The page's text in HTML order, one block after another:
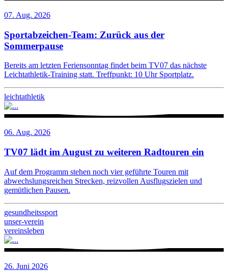
07. Aug. 2026
Sportabzeichen-Team: Zurück aus der
Sommerpause
Bereits am letzten Feriensonntag findet beim TV07 das nächste
Leichtathletik-Training statt. Treffpunkt: 10 Uhr Sportplatz.
leichtathletik
06. Aug. 2026
TV07 lädt im August zu weiteren Radtouren ein
Auf dem Programm stehen noch vier geführte Touren mit
abwechslungsreichen Strecken, reizvollen Ausflugszielen und
gemütlichen Pausen.
gesundheitssport
unser-verein
vereinsleben
26. Juni 2026